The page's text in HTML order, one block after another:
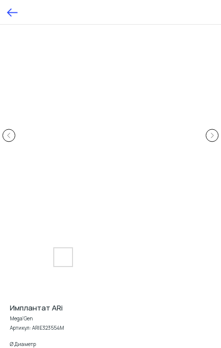
Имплантат ARi
Mega'Gen
Артикул: ARIE323554M
Ø Диаметр